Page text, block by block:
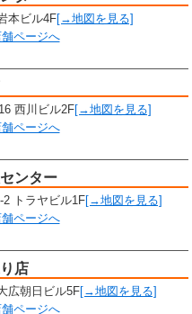
本ビル4F[→地図を見る]
舗ページへ
西川ビル2F[→地図を見る]
舗ページへ
ンター
2 トラヤビル1F[→地図を見る]
舗ページへ
店
広朝日ビル5F[→地図を見る]
舗ページへ